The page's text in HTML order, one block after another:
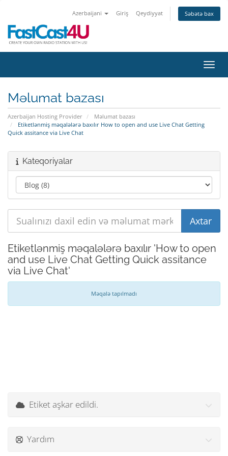
Azerbaijani Giriş Qeydiyyat Səbətə bax
Məlumat bazası
Azerbaijan Hosting Provider
Məlumat bazası
Etiketlənmiş məqalələrə baxılır How to open and use Live Chat Getting
Quick assitance via Live Chat
Kateqoriyalar
Etiketlənmiş məqalələrə baxılır 'How to open
and use Live Chat Getting Quick assitance
via Live Chat'
Məqalə tapılmadı
Etiket aşkar edildi.
Yardım